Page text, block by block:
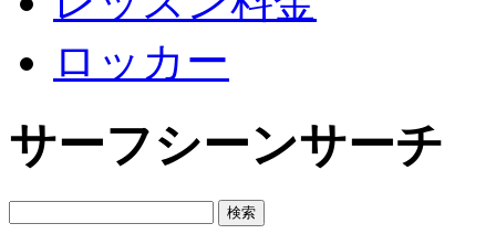
ロッカー
サーフシーンサーチ